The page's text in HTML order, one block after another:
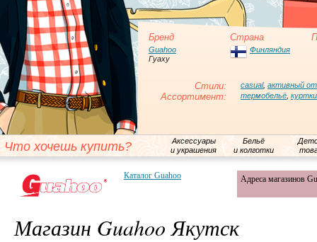
Бренд Страна
Guahoo
Гуаху
Финляндия
Стили: casual, активный
Ассортимент: термобельё куртки
Что хочешь купить?
Аксессуары
и украшения
Бельё
и колготки
Каталог Guahoo Адреса магазинов
Магазин Guahoo Якутск